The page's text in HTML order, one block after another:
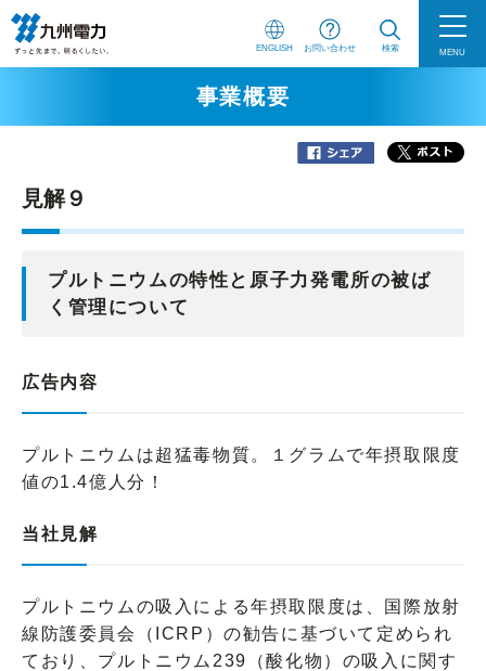
ENGLISH お問い合わせ 検索 MENU
事業概要
見解９
プルトニウムの特性と原子力発電所の被ば
く管理について
広告内容
プルトニウムは超猛毒物質。１グラムで年摂取限度
値の1.4億人分！
当社見解
プルトニウムの吸入による年摂取限度は、国際放射
線防護委員会（ICRP）の勧告に基づいて定められ
ており、プルトニウム239（酸化物）の吸入に関す